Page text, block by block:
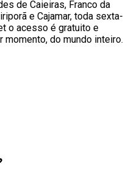
de Caieiras, Franco da
e Cajamar, toda sexta-
o acesso é gratuito e
do mundo inteiro.